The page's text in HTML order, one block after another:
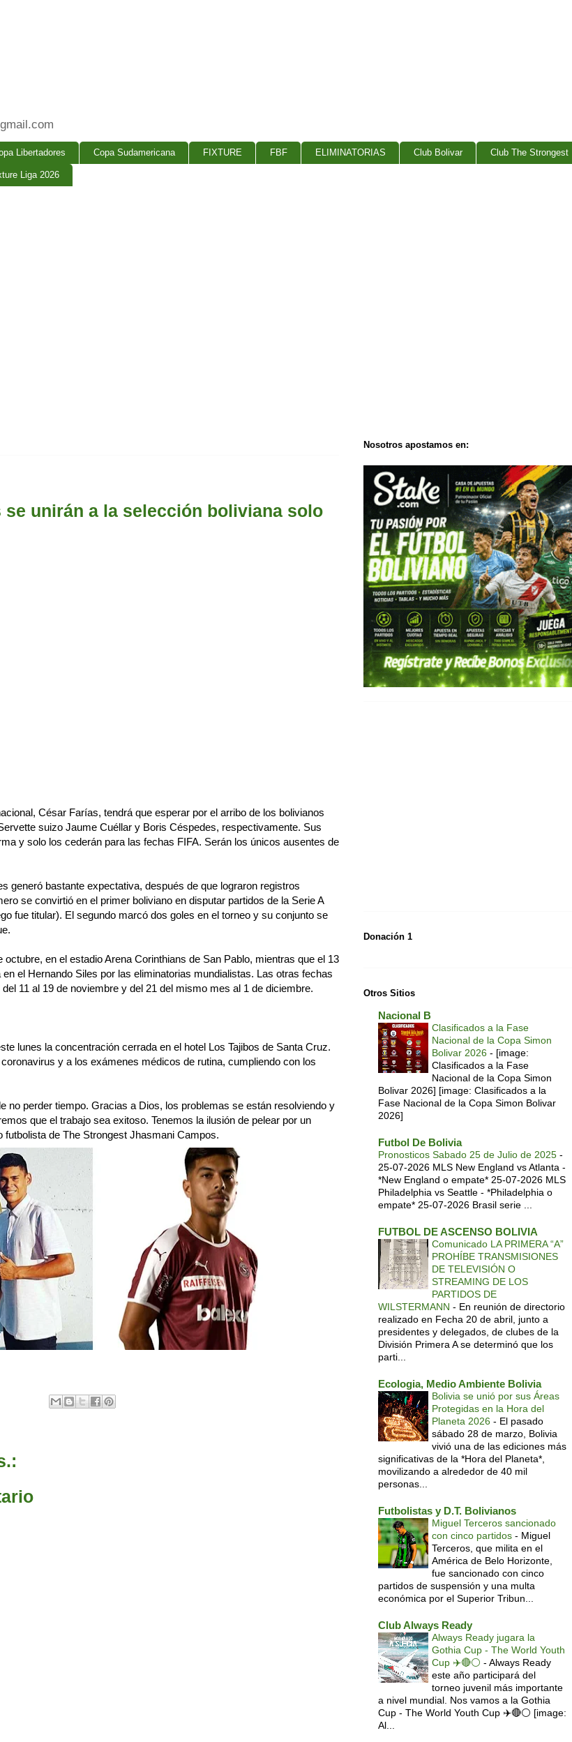
Libertadores Copa Sudamericana FIXTURE FBF ELIMINATORIAS Club Bolivar Club The Strongest
Liga 2026
se unirán a la selección boliviana solo
César Farías, tendrá que esperar por el arribo de los bolivianos
suizo Jaume Cuéllar y Boris Céspedes, respectivamente. Sus
y solo los cederán para las fechas FIFA. Serán los únicos ausentes de
generó bastante expectativa, después de que lograron registros
se convirtió en el primer boliviano en disputar partidos de la Serie A
fue titular). El segundo marcó dos goles en el torneo y su conjunto se
octubre, en el estadio Arena Corinthians de San Pablo, mientras que el 13
el Hernando Siles por las eliminatorias mundialistas. Las otras fechas
11 al 19 de noviembre y del 21 del mismo mes al 1 de diciembre.
lunes la concentración cerrada en el hotel Los Tajibos de Santa Cruz.
y a los exámenes médicos de rutina, cumpliendo con los
no perder tiempo. Gracias a Dios, los problemas se están resolviendo y
que el trabajo sea exitoso. Tenemos la ilusión de pelear por un
futbolista de The Strongest Jhasmani Campos.
Nosotros apostamos en:
Donación 1
Otros Sitios
Nacional B
Clasificados a la Fase
Nacional de la Copa Simon
Bolivar 2026 - [image:
Clasificados a la Fase
Nacional de la Copa Simon
Bolivar 2026] [image: Clasificados a la
Fase Nacional de la Copa Simon Bolivar
2026]
Futbol De Bolivia
Pronosticos Sabado 25 de Julio de 2025 -
25-07-2026 MLS New England vs Atlanta -
*New England o empate* 25-07-2026 MLS
Philadelphia vs Seattle - *Philadelphia o
empate* 25-07-2026 Brasil serie ...
FUTBOL DE ASCENSO BOLIVIA
Comunicado LA PRIMERA “A”
PROHÍBE TRANSMISIONES
DE TELEVISIÓN O
STREAMING DE LOS
PARTIDOS DE
WILSTERMANN - En reunión de directorio
realizado en Fecha 20 de abril, junto a
presidentes y delegados, de clubes de la
División Primera A se determinó que los
parti...
Ecologia, Medio Ambiente Bolivia
Bolivia se unió por sus Áreas
Protegidas en la Hora del
Planeta 2026 - El pasado
sábado 28 de marzo, Bolivia
vivió una de las ediciones más
significativas de la *Hora del Planeta*,
movilizando a alrededor de 40 mil
personas...
Futbolistas y D.T. Bolivianos
Miguel Terceros sancionado
con cinco partidos - Miguel
Terceros, que milita en el
América de Belo Horizonte,
fue sancionado con cinco
partidos de suspensión y una multa
económica por el Superior Tribun...
Club Always Ready
Always Ready jugara la
Gothia Cup - The World Youth
Cup ✈️🔴⚪️ - Always Ready
este año participará del
torneo juvenil más importante
a nivel mundial. Nos vamos a la Gothia
Cup - The World Youth Cup ✈️🔴⚪️ [image:
Al...